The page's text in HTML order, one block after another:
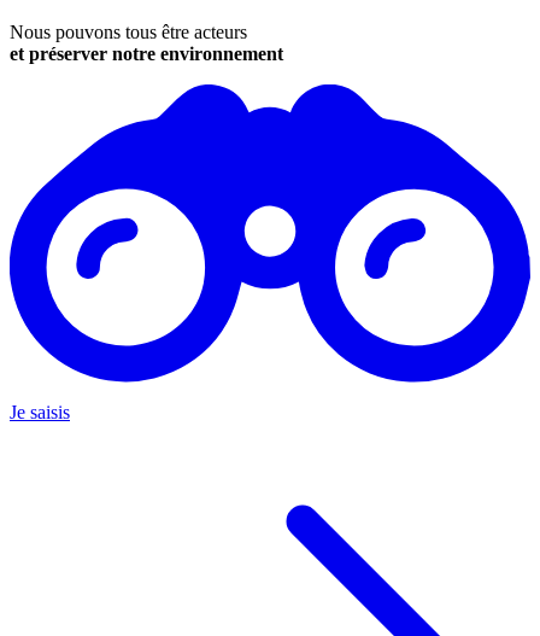
Nous pouvons tous être acteurs
et préserver notre environnement
Je saisis